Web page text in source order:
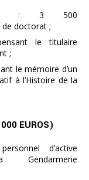
: 3 500
de doctorat ;
le titulaire
;
le mémoire d’un
à l’Histoire de la
EUROS)
d’active